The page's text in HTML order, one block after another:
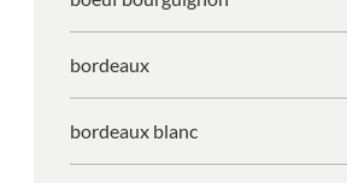
bordeaux
bordeaux blanc